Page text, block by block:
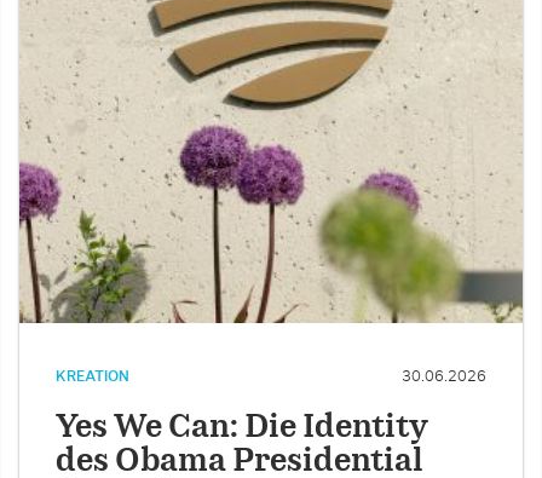
KREATION 30.06.2026
Yes We Can: Die Identity
des Obama Presidential